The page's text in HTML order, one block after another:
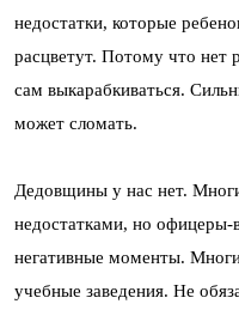
недостатки, которые
расцветут. Потому что нет
сам выкарабкиваться.
может сломать.
Дедовщины у нас нет.
недостатками, но офицеры-
негативные моменты.
учебные заведения. Не